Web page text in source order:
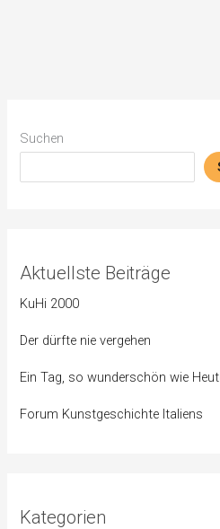
Suchen
Aktuellste Beiträge
KuHi 2000
Der dürfte nie vergehen
Ein Tag, so wunderschön wie
Forum Kunstgeschichte Italiens
Kategorien